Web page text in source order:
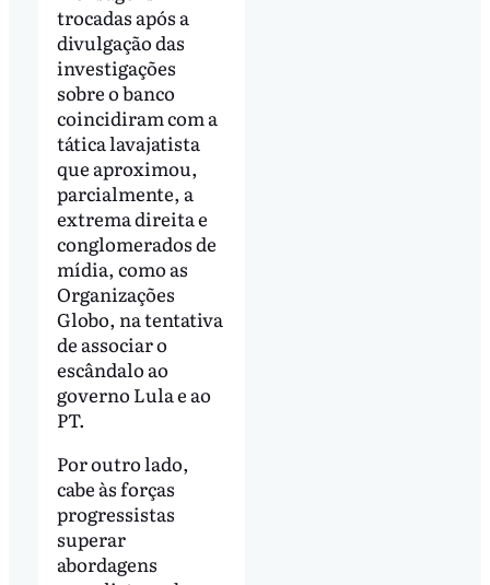
trocadas após a
divulgação das
investigações
sobre o banco
coincidiram com a
tática lavajatista
que aproximou,
parcialmente, a
extrema direita e
conglomerados de
mídia, como as
Organizações
Globo, na tentativa
de associar o
escândalo ao
governo Lula e ao
PT.
Por outro lado,
cabe às forças
progressistas
superar
abordagens